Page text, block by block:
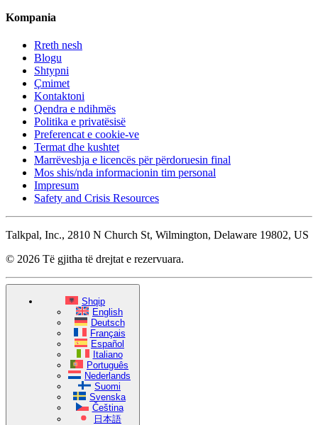
Kompania
Rreth nesh
Blogu
Shtypni
Çmimet
Kontaktoni
Qendra e ndihmës
Politika e privatësisë
Preferencat e cookie-ve
Termat dhe kushtet
Marrëveshja e licencës për përdoruesin final
Mos shis/nda informacionin tim personal
Impresum
Safety and Crisis Resources
Talkpal, Inc., 2810 N Church St, Wilmington, Delaware 19802, US
© 2026 Të gjitha të drejtat e rezervuara.
Shqip
English
Deutsch
Français
Español
Italiano
Português
Nederlands
Suomi
Svenska
Čeština
日本語